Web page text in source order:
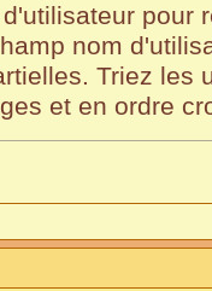
pour
nom
Triez les
et en ordre